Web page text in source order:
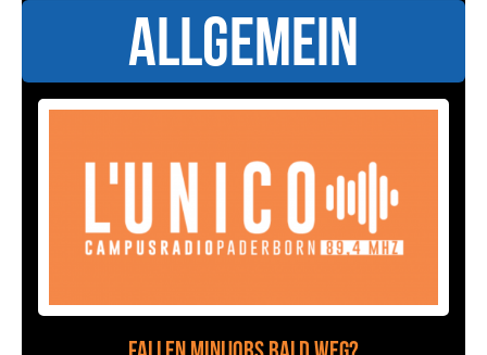
Allgemein